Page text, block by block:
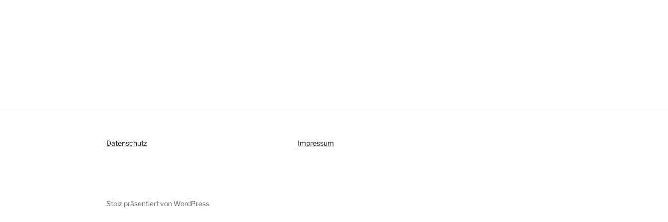
Datenschutz Impressum
Stolz präsentiert von WordPress